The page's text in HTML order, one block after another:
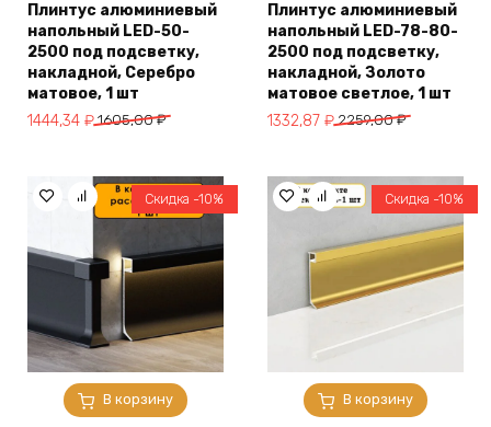
Плинтус алюминиевый
напольный LED-50-
2500 под подсветку,
накладной, Серебро
матовое, 1 шт
1605,00₽
Первоначальная
1605,00 ₽.
1444,34 ₽
Текущая
Плинтус алюминиевый
напольный LED-78-80-
2500 под подсветку,
накладной, Золото
матовое светлое, 1 шт
2259,00₽
Первоначальная
2259,00 ₽.
1332,87 ₽
Текущая
В корзину
Скидка -10%
В корзину
Скидка -10%